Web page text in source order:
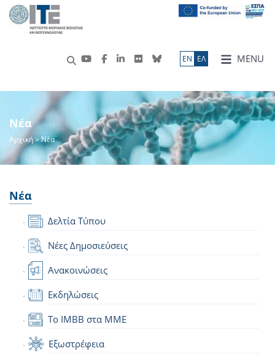
MENU
ΕN ΕΛ
Νέα
Αρχική> Νέα
Νέα
Δελτία Τύπου
Νέες Δημοσιεύσεις
Ανακοινώσεις
Εκδηλώσεις
Το IMBB στα ΜΜΕ
Εξωστρέφεια